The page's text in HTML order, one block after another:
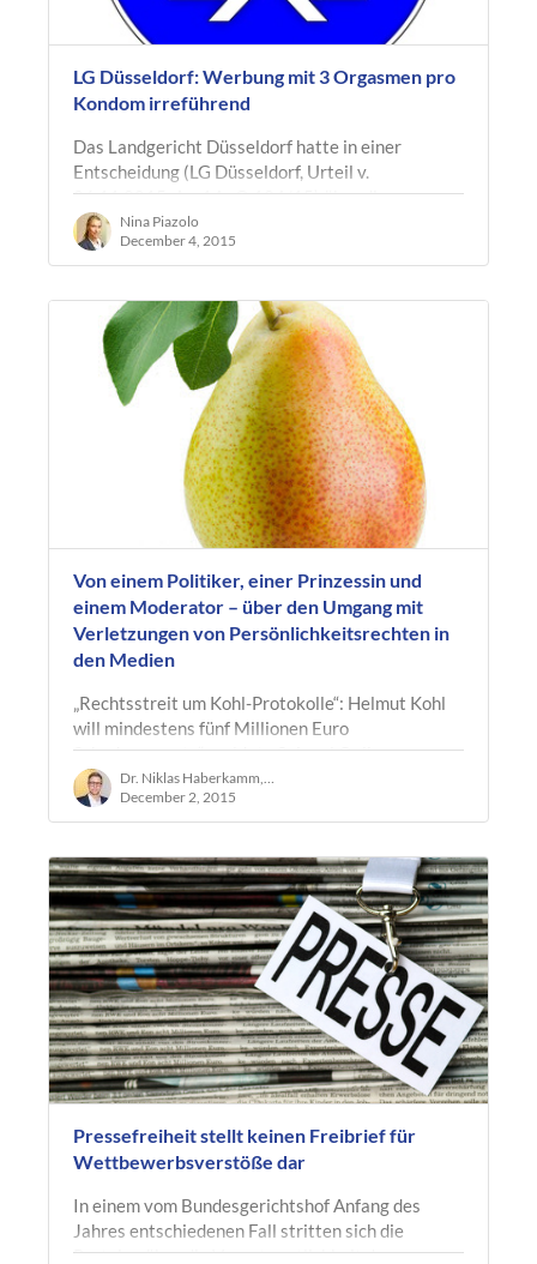
LG Düsseldorf: Werbung mit 3 Orgasmen pro
Kondom irreführend
Das Landgericht Düsseldorf hatte in einer
Entscheidung (LG Düsseldorf, Urteil v.
26.11.2015, Az. 14c O 124/15) über die
Zulässigkeit einer Werbeaussage eines…
Nina Piazolo
December 4, 2015
Von einem Politiker, einer Prinzessin und
einem Moderator – über den Umgang mit
Verletzungen von Persönlichkeitsrechten in
den Medien
„Rechtsstreit um Kohl-Protokolle“: Helmut Kohl
will mindestens fünf Millionen Euro
Schadensersatz“, meldete Spiegel Online am
17.11.2015. Etwa ein Jahr zuvor, im…
December 2, 2015
Pressefreiheit stellt keinen Freibrief für
Wettbewerbsverstöße dar
In einem vom Bundesgerichtshof Anfang des
Jahres entschiedenen Fall stritten sich die
Parteien über die Verantwortlichkeit der